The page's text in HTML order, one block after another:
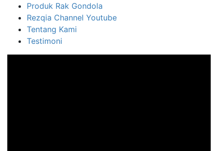
Produk Rak Gondola
Rezqia Channel Youtube
Tentang Kami
Testimoni